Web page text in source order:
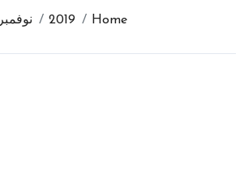
Home
2019 نوفمبر